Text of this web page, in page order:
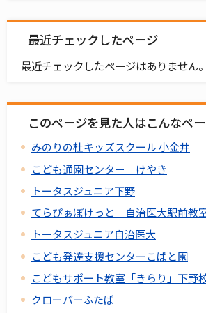
最近チェックしたページ
最近チェックしたページはありません。
このページを見た人はこんなペ
みのりの杜キッズスクール 小金井
こども通園センター けやき
トータスジュニア下野
てらぴぁぽけっと 自治医大駅前教
トータスジュニア自治医大
こども発達支援センターこばと園
こどもサポート教室「きらり」下野
クローバーふたば